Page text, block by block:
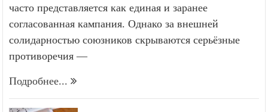
часто представляется как единая и заранее
согласованная кампания. Однако за внешней
солидарностью союзников скрываются серьёзные
противоречия —
Подробнее...